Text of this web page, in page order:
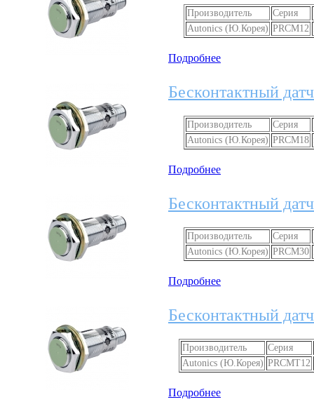
Производитель Серия
Autonics (Ю.Корея) PRCM12
Подробнее
Бесконтактный
Производитель Серия
Autonics (Ю.Корея) PRCM18
Подробнее
Бесконтактный
Производитель Серия
Autonics (Ю.Корея) PRCM30
Подробнее
Бесконтактный
Производитель
Серия
Autonics (Ю.Корея) PRCMT12
Подробнее